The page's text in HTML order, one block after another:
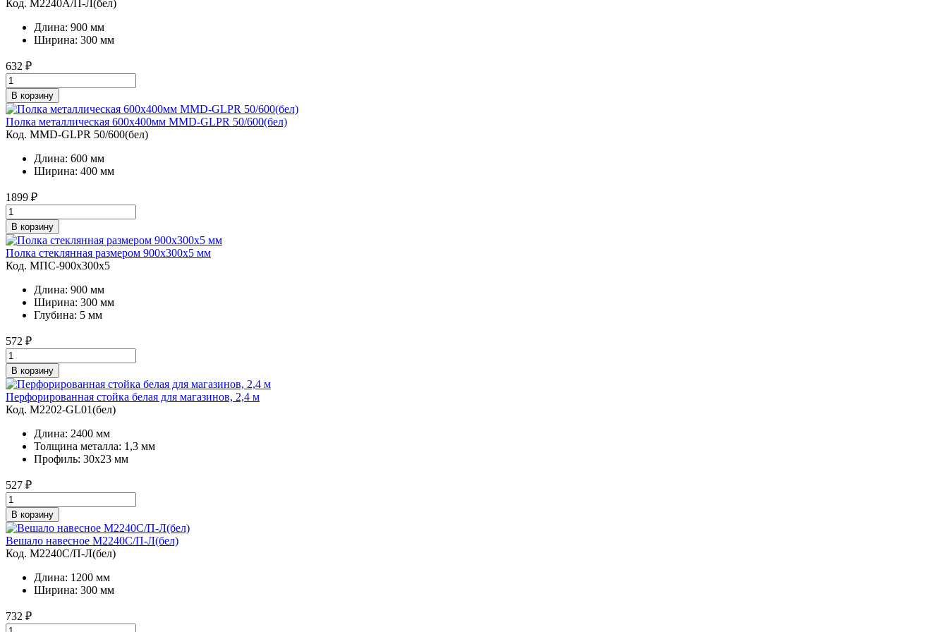
Код. M2240A/П-Л(бел)
Длина: 900 мм
Ширина: 300 мм
632 ₽
В корзину
Полка металлическая 600х400мм MMD-GLPR 50/600(бел)
Код. MMD-GLPR 50/600(бел)
Длина: 600 мм
Ширина: 400 мм
1899 ₽
В корзину
Полка стеклянная размером 900х300х5 мм
Код. MПС-900х300х5
Длина: 900 мм
Ширина: 300 мм
Глубина: 5 мм
572 ₽
В корзину
Перфорированная стойка белая для магазинов, 2,4 м
Код. M2202-GL01(бел)
Длина: 2400 мм
Толщина металла: 1,3 мм
Профиль: 30х23 мм
527 ₽
В корзину
Вешало навесное M2240C/П-Л(бел)
Код. M2240C/П-Л(бел)
Длина: 1200 мм
Ширина: 300 мм
732 ₽